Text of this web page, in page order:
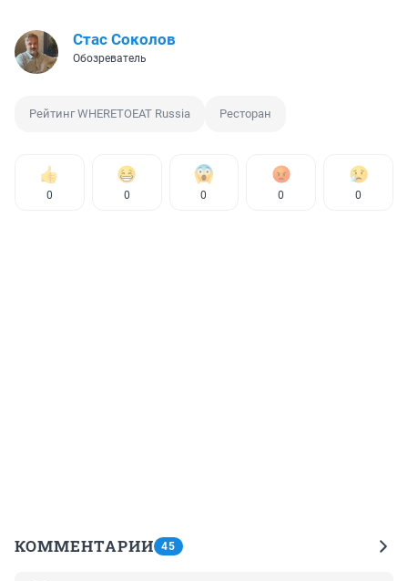
Стас Соколов
Обозреватель
Рейтинг WHERETOEAT Russia Ресторан
0 0 0 0 0
КОММЕНТАРИИ 45